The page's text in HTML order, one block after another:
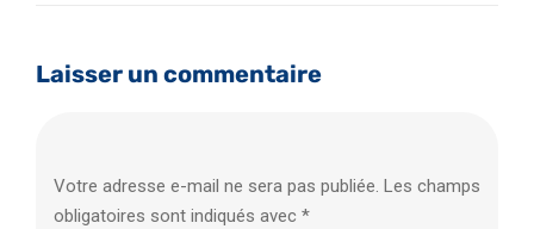
Laisser un commentaire
Votre adresse e-mail ne sera pas publiée. Les champs
obligatoires sont indiqués avec *